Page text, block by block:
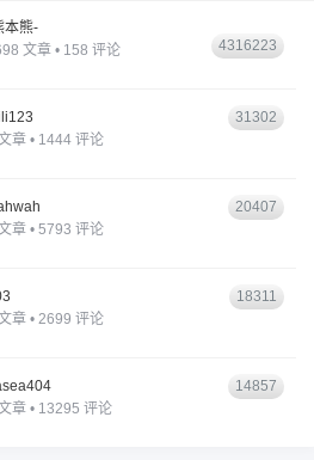
本熊-
文章 • 158 评论
4316223
章 • 1444 评论
31302
章 • 5793 评论
20407
章 • 2699 评论
18311
章 • 13295 评论
14857